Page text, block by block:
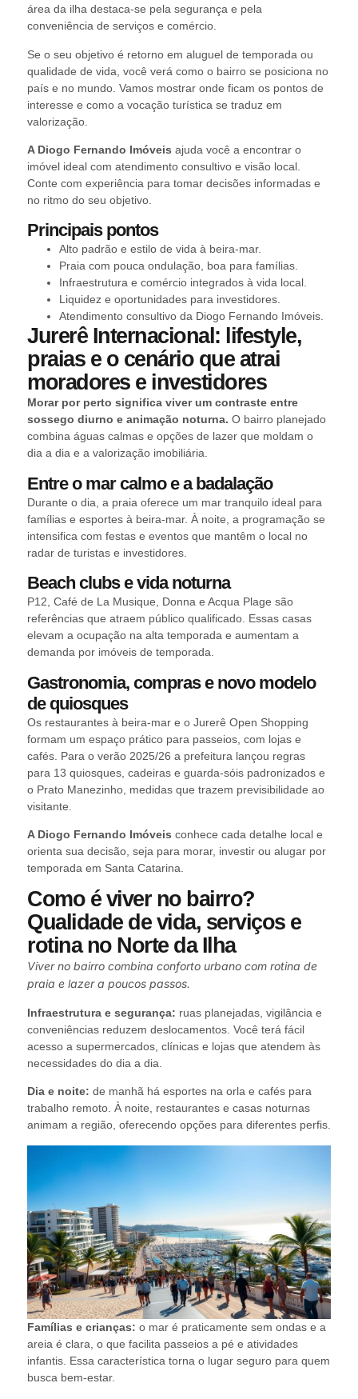
área da ilha destaca-se pela segurança e pela
conveniência de serviços e comércio.
Se o seu objetivo é retorno em aluguel de temporada ou
qualidade de vida, você verá como o bairro se posiciona no
país e no mundo. Vamos mostrar onde ficam os pontos de
interesse e como a vocação turística se traduz em
valorização.
A Diogo Fernando Imóveis ajuda você a encontrar o
imóvel ideal com atendimento consultivo e visão local.
Conte com experiência para tomar decisões informadas e
no ritmo do seu objetivo.
Principais pontos
Alto padrão e estilo de vida à beira-mar.
Praia com pouca ondulação, boa para famílias.
Infraestrutura e comércio integrados à vida local.
Liquidez e oportunidades para investidores.
Atendimento consultivo da Diogo Fernando Imóveis.
Jurerê Internacional: lifestyle,
praias e o cenário que atrai
moradores e investidores
Morar por perto significa viver um contraste entre
sossego diurno e animação noturna. O bairro planejado
combina águas calmas e opções de lazer que moldam o
dia a dia e a valorização imobiliária.
Entre o mar calmo e a badalação
Durante o dia, a praia oferece um mar tranquilo ideal para
famílias e esportes à beira-mar. À noite, a programação se
intensifica com festas e eventos que mantêm o local no
radar de turistas e investidores.
Beach clubs e vida noturna
P12, Café de La Musique, Donna e Acqua Plage são
referências que atraem público qualificado. Essas casas
elevam a ocupação na alta temporada e aumentam a
demanda por imóveis de temporada.
Gastronomia, compras e novo modelo
de quiosques
Os restaurantes à beira-mar e o Jurerê Open Shopping
formam um espaço prático para passeios, com lojas e
cafés. Para o verão 2025/26 a prefeitura lançou regras
para 13 quiosques, cadeiras e guarda-sóis padronizados e
o Prato Manezinho, medidas que trazem previsibilidade ao
visitante.
A Diogo Fernando Imóveis conhece cada detalhe local e
orienta sua decisão, seja para morar, investir ou alugar por
temporada em Santa Catarina.
Como é viver no bairro?
Qualidade de vida, serviços e
rotina no Norte da Ilha
Viver no bairro combina conforto urbano com rotina de
praia e lazer a poucos passos.
Infraestrutura e segurança: ruas planejadas, vigilância e
conveniências reduzem deslocamentos. Você terá fácil
acesso a supermercados, clínicas e lojas que atendem às
necessidades do dia a dia.
Dia e noite: de manhã há esportes na orla e cafés para
trabalho remoto. À noite, restaurantes e casas noturnas
animam a região, oferecendo opções para diferentes perfis.
Famílias e crianças: o mar é praticamente sem ondas e a
areia é clara, o que facilita passeios a pé e atividades
infantis. Essa característica torna o lugar seguro para quem
busca bem-estar.